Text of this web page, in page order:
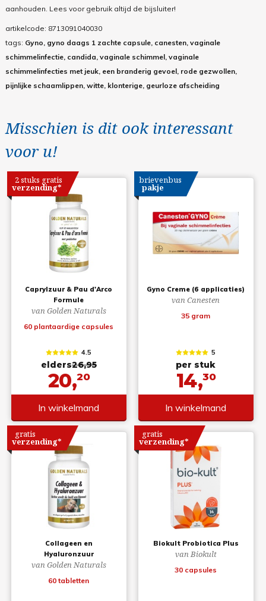
aanhouden. Lees voor gebruik altijd de bijsluiter!
artikelcode: 8713091040030
tags: Gyno, gyno daags 1 zachte capsule, canesten, vaginale
schimmelinfectie, candida, vaginale schimmel, vaginale
schimmelinfecties met jeuk, een branderig gevoel, rode gezwollen,
pijnlijke schaamlippen, witte, klonterige, geurloze afscheiding
Misschien is dit ook interessant
voor u!
Caprylzuur & Pau d'Arco
Formule
van Golden Naturals
60 plantaardige capsules
2 stuks gratis
verzending*
4.5
elders26,95
20,20
In winkelmand
Gyno Creme (6 applicaties)
van Canesten
35 gram
brievenbus
pakje
5
per stuk
14,30
In winkelmand
Collageen en
Hyaluronzuur
van Golden Naturals
60 tabletten
gratis
verzending*
Biokult Probiotica Plus
van Biokult
30 capsules
gratis
verzending*